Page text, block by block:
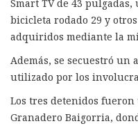
Smart TV de 43
bicicleta rodado 29 y
adquiridos mediante la
Además, se secuestró un
utilizado por los
Los tres detenidos fueron
Granadero Baigorria,